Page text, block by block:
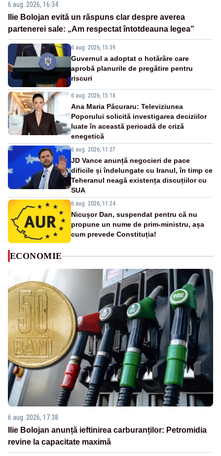
6 aug. 2026, 16:34
Ilie Bolojan evită un răspuns clar despre averea
partenerei sale: „Am respectat întotdeauna legea”
6 aug. 2026, 15:39
Guvernul a adoptat o hotărâre care
aprobă planurile de pregătire pentru
riscuri
6 aug. 2026, 15:18
Ana Maria Păcuraru: Televiziunea
Poporului solicită investigarea deciziilor
luate în această perioadă de criză
enegetică
6 aug. 2026, 11:27
JD Vance anunță negocieri de pace
dificile și îndelungate cu Iranul, în timp ce
Teheranul neagă existența discuțiilor cu
SUA
6 aug. 2026, 11:24
Nicușor Dan, suspendat pentru că nu
propune un nume de prim-ministru, așa
cum prevede Constituția!
ECONOMIE
6 aug. 2026, 17:38
Ilie Bolojan anunță ieftinirea carburanților: Petromidia
revine la capacitate maximă